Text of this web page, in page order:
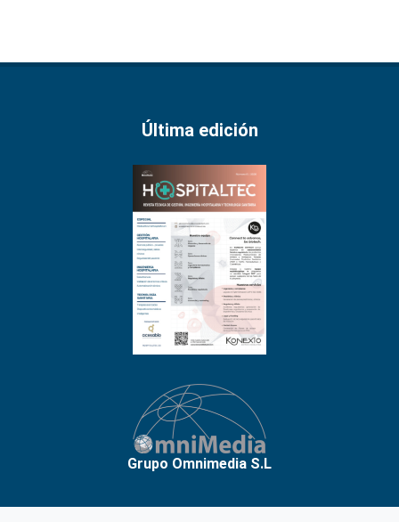
Última edición
Grupo Omnimedia S.L